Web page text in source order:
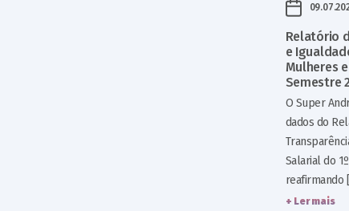
Relatório
e
Mulheres
Semestre
O Super
dados do
Salarial do
reafirmando
+ Ler mais